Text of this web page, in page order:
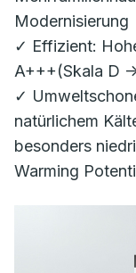
Modernisierung
✓ Effizient:
A+++(Skala D -
✓
natürlichem
besonders
Warming